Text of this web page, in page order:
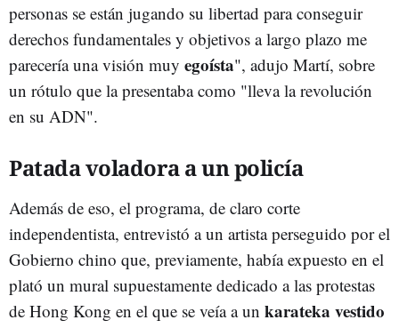
personas se están jugando su libertad para conseguir
derechos fundamentales y objetivos a largo plazo me
parecería una visión muy egoísta", adujo Martí, sobre
un rótulo que la presentaba como "lleva la revolución
en su ADN".
Patada voladora a un policía
Además de eso, el programa, de claro corte
independentista, entrevistó a un artista perseguido por el
Gobierno chino que, previamente, había expuesto en el
plató un mural supuestamente dedicado a las protestas
de Hong Kong en el que se veía a un karateka vestido